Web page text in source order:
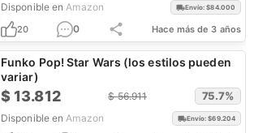
Disponible en Amazon Envío: $84.000
20 0 Hace más de 3 años
Funko Pop! Star Wars (los estilos pueden
variar)
$13.812 $56.911 75.7%
Disponible en Amazon Envío: $69.204